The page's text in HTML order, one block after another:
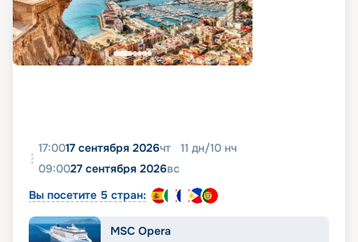
17:0017 сентября 2026чт 11 дн/10 нч
09:0027 сентября 2026вс
Вы посетите 5 стран:
MSC Opera